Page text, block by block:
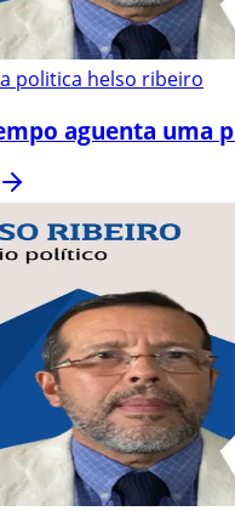
politica helso ribeiro
aguenta uma